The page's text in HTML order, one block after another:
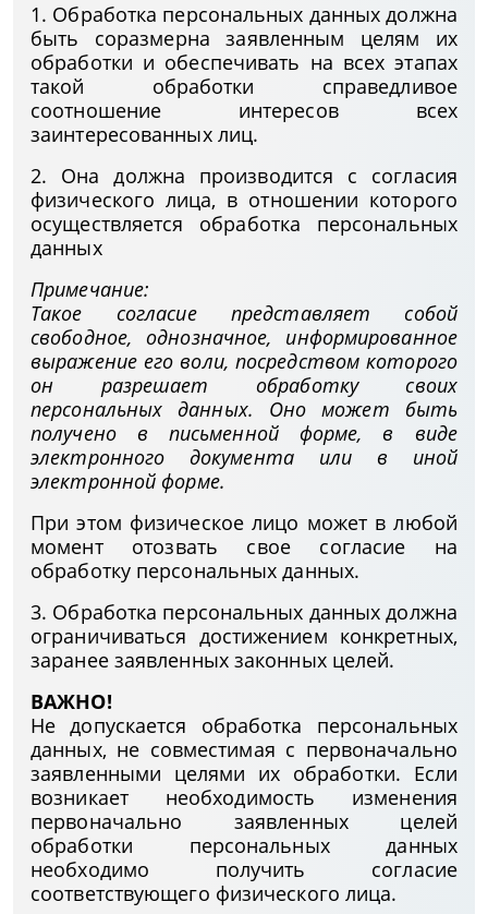
1. Обработка персональных данных должна
быть соразмерна заявленным целям их
обработки и обеспечивать на всех этапах
такой обработки справедливое
соотношение интересов всех
заинтересованных лиц.
2. Она должна производится с согласия
физического лица, в отношении которого
осуществляется обработка персональных
данных
Примечание:
Такое согласие представляет собой
свободное, однозначное, информированное
выражение его воли, посредством которого
он разрешает обработку своих
персональных данных. Оно может быть
получено в письменной форме, в виде
электронного документа или в иной
электронной форме.
При этом физическое лицо может в любой
момент отозвать свое согласие на
обработку персональных данных.
3. Обработка персональных данных должна
ограничиваться достижением конкретных,
заранее заявленных законных целей.
ВАЖНО!
Не допускается обработка персональных
данных, не совместимая с первоначально
заявленными целями их обработки. Если
возникает необходимость изменения
первоначально заявленных целей
обработки персональных данных
необходимо получить согласие
соответствующего физического лица.